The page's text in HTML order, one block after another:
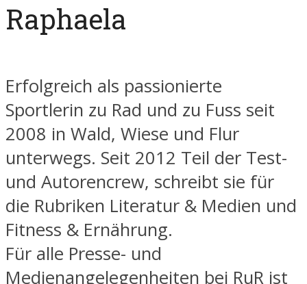
Raphaela
Erfolgreich als passionierte
Sportlerin zu Rad und zu Fuss seit
2008 in Wald, Wiese und Flur
unterwegs. Seit 2012 Teil der Test-
und Autorencrew, schreibt sie für
die Rubriken Literatur & Medien und
Fitness & Ernährung.
Für alle Presse- und
Medienangelegenheiten bei RuR ist